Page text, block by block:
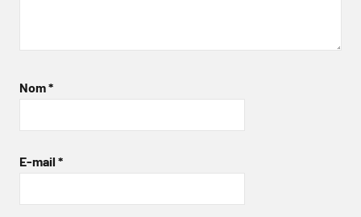
Nom*
E-mail *